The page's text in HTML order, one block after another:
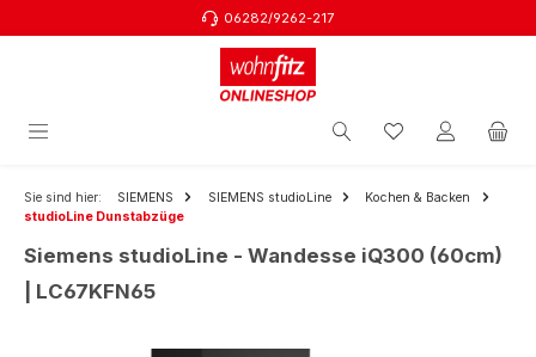
06282/9262-217
Sie sind hier: SIEMENS SIEMENS studioLine
Kochen & Backen
studioLine Dunstabzüge
Siemens studioLine - Wandesse iQ300 (60cm)
| LC67KFN65